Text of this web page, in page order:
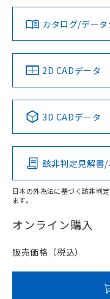
ダウンロードデータを
みください。
ソフトウェアの使用条件
対応済み
中国 RoHS 注意事
Pb Hg
O
在庫等で未対応品が
問い合わせください。
LR型式承認
（イギリス
船舶規格）
（
No No
こ
その他の認証
カタログ/デー
2D CADデータ
3D CADデータ
該非判定見解書
日本の外為法に基づく該非判
ます。
オンライン購入
販売価格（税込）